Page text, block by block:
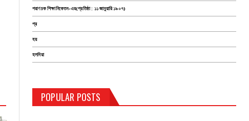
পরাণচক শিক্ষানিকেতন-এর(প্রতিষ্ঠা : ১১ জানুয়ারি ১৯০৭)
প্র
হয়
হলদিয়া
POPULAR POSTS
TEST PAGE
August 14, 2019